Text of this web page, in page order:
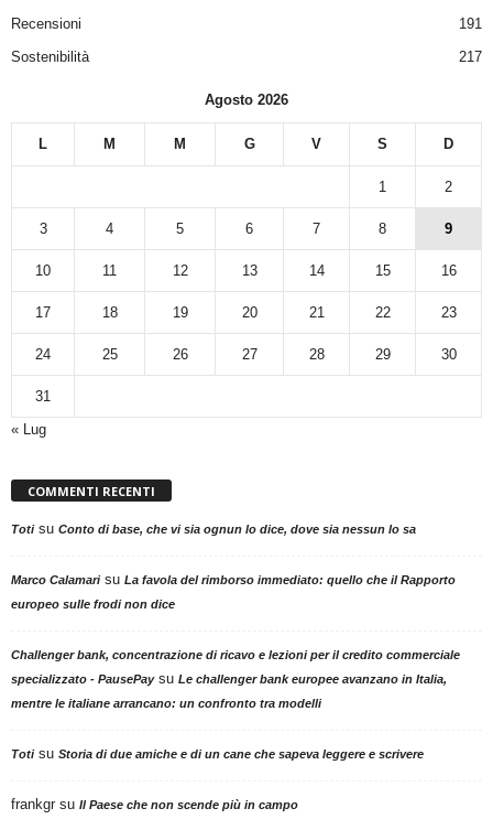
Recensioni
191
Sostenibilità
217
Agosto 2026
L M M G V S D
1 2
3 4 5 6 7 8 9
10 11 12 13 14 15 16
17 18 19 20 21 22 23
24 25 26 27 28 29 30
31
« Lug
COMMENTI RECENTI
Totisu Conto di base, che vi sia ognun lo dice, dove sia nessun lo sa
Marco Calamarisu La favola del rimborso immediato: quello che il Rapporto
europeo sulle frodi non dice
Challenger bank, concentrazione di ricavo e lezioni per il credito commerciale
specializzato - PausePaysu Le challenger bank europee avanzano in Italia,
mentre le italiane arrancano: un confronto tra modelli
Totisu Storia di due amiche e di un cane che sapeva leggere e scrivere
frankgr su Il Paese che non scende più in campo